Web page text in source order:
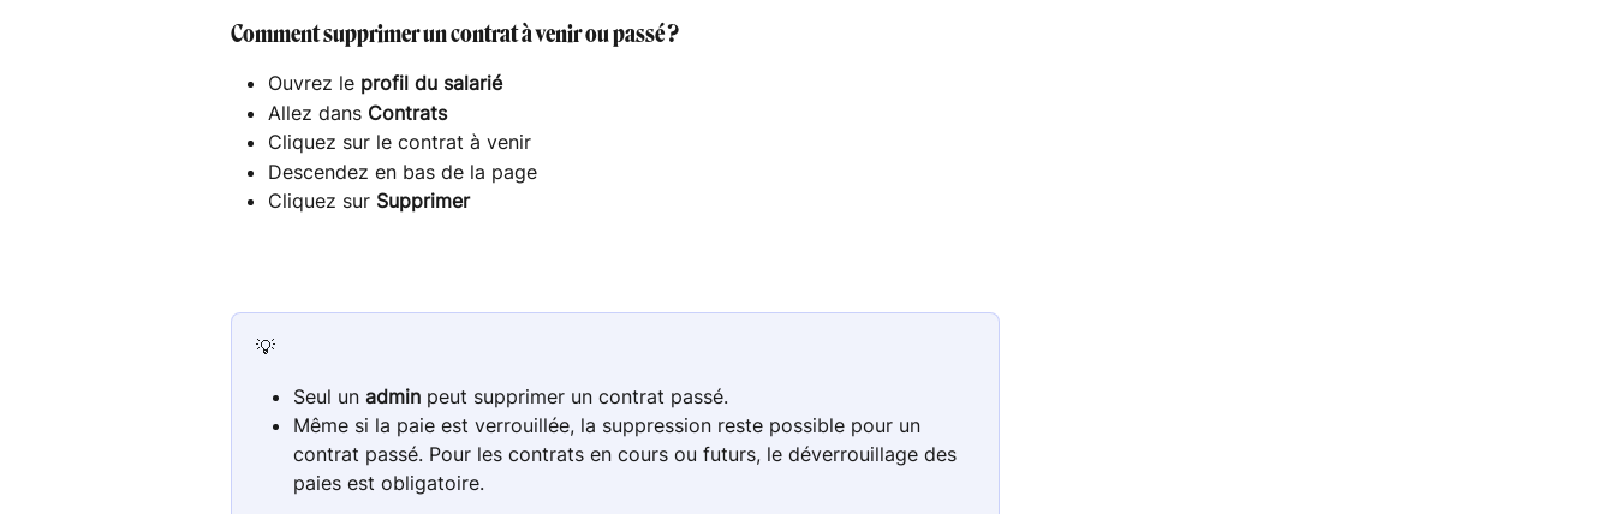
Comment supprimer un contrat à venir ou passé ?
Ouvrez le profil du salarié
Allez dans Contrats
Cliquez sur le contrat à venir
Descendez en bas de la page
Cliquez sur Supprimer
💡
Seul un admin peut supprimer un contrat passé.
Même si la paie est verrouillée, la suppression reste possible pour un
contrat passé. Pour les contrats en cours ou futurs, le déverrouillage des
paies est obligatoire.